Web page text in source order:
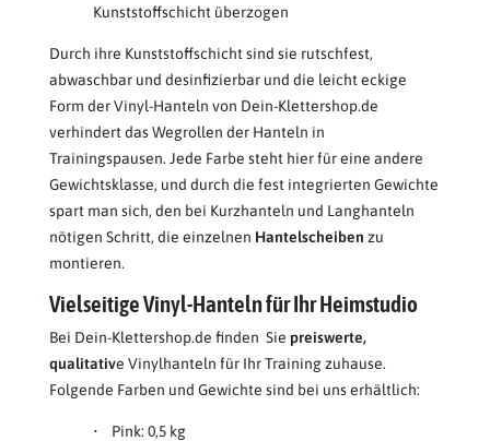
Kunststoffschicht überzogen
Durch ihre Kunststoffschicht sind sie rutschfest,
abwaschbar und desinfizierbar und die leicht eckige
Form der Vinyl-Hanteln von Dein-Klettershop.de
verhindert das Wegrollen der Hanteln in
Trainingspausen. Jede Farbe steht hier für eine andere
Gewichtsklasse, und durch die fest integrierten Gewichte
spart man sich, den bei Kurzhanteln und Langhanteln
nötigen Schritt, die einzelnen Hantelscheiben zu
montieren.
Vielseitige Vinyl-Hanteln für Ihr Heimstudio
Bei Dein-Klettershop.de finden Sie preiswerte,
qualitative Vinylhanteln für Ihr Training zuhause.
Folgende Farben und Gewichte sind bei uns erhältlich:
• Pink: 0,5 kg